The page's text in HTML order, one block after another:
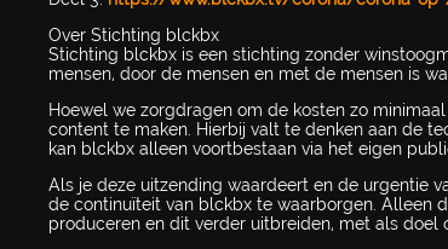
Over Stichting blckbx
Stichting blckbx is een stichting zonder
mensen, door de mensen en met de mensen is
Hoewel we zorgdragen om de kosten zo
content te maken. Hierbij valt te denken aan de
kan blckbx alleen voortbestaan via het eigen
Als je deze uitzending waardeert en de urgentie
de continuïteit van blckbx te waarborgen. Alleen
produceren en dit verder uitbreiden, met als